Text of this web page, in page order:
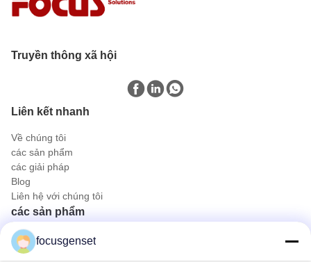
Truyền thông xã hội
Liên kết nhanh
Về chúng tôi
các sản phẩm
các giải pháp
Blog
Liên hệ với chúng tôi
các sản phẩm
Bộ phát điện diesel Cummins
Bộ máy phát điện diesel Perkins
focusgenset